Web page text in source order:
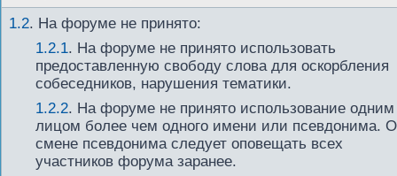
1.2. На форуме не принято:
1.2.1. На форуме не принято использовать
предоставленную свободу слова для оскорбления
собеседников, нарушения тематики.
1.2.2. На форуме не принято использование одним
лицом более чем одного имени или псевдонима. О
смене псевдонима следует оповещать всех
участников форума заранее.